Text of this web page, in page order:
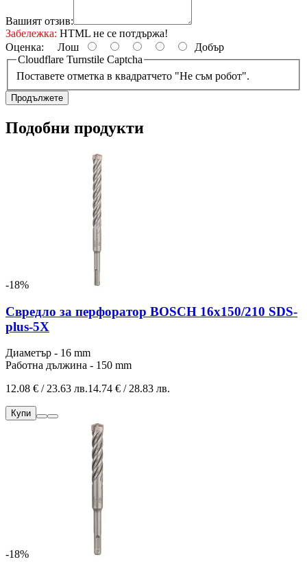
Вашият отзив:
Забележка: HTML не се потдържа!
Оценка: Лош
Добър
Cloudflare Turnstile Captcha
Поставете отметка в квадратчето "Не съм робот".
Продължете
Подобни продукти
-18%
Свредло за перфоратор BOSCH 16x150/210 SDS-
plus-5Х
Диаметър - 16 mm
Работна дължина - 150 mm
12.08 € / 23.63 лв.14.74 € / 28.83 лв.
Купи
-18%